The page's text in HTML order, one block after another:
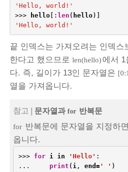
'Hello, world!'
>>>
hello[: len ( hello)]
'Hello, world!'
끝 인덱스는 가져오려는 인덱스
한다고 했으므로 len(hello)에서 1
다. 즉, 길이가 13인 문자열은
열을 가져옵니다.
참고 | 문자열과for 반복문
for 반복문에 문자열을 지정하
옵니다.
>>> for i in 'Hello' :
...
print ( i , end =' ' )